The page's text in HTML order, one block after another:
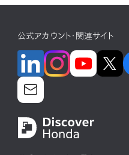
公式アカウント・関連サイト